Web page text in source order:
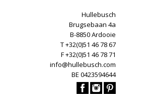
Hullebusch
Brugsebaan 4a
B-8850 Ardooie
T +32(0)51 46 78 67
F +32(0)51 46 78 71
info@hullebusch.com
BE 0423594644